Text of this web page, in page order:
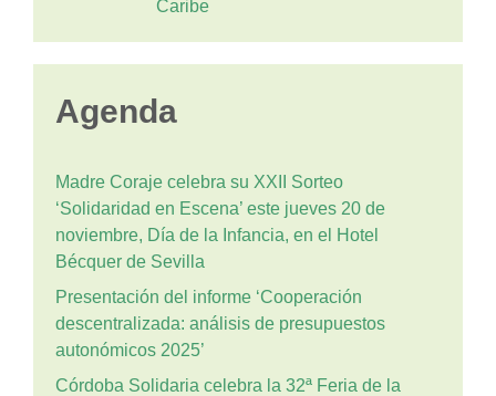
Caribe
Agenda
Madre Coraje celebra su XXII Sorteo
‘Solidaridad en Escena’ este jueves 20 de
noviembre, Día de la Infancia, en el Hotel
Bécquer de Sevilla
Presentación del informe ‘Cooperación
descentralizada: análisis de presupuestos
autonómicos 2025’
Córdoba Solidaria celebra la 32ª Feria de la